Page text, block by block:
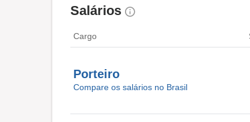
Salários
Cargo
Porteiro
Compare os salários no Brasil